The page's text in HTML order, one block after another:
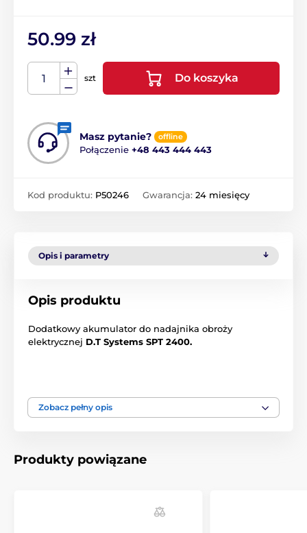
50.99 zł
szt Do koszyka
Masz pytanie? offline
Połączenie +48 443 444 443
Kod produktu: P50246 Gwarancja: 24 miesięcy
Opis i parametry
Opis produktu
Dodatkowy akumulator do nadajnika obroży
elektrycznej D.T Systems SPT 2400.
Zobacz pełny opis
Produkty powiązane